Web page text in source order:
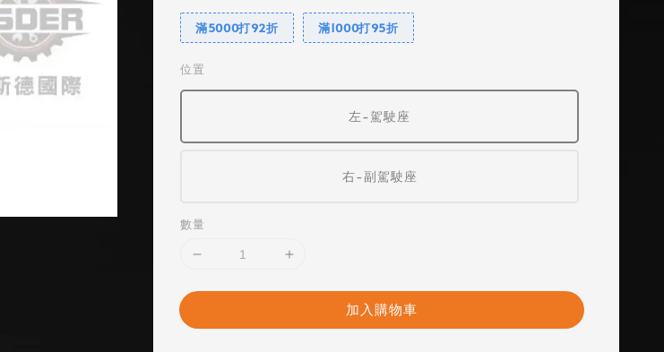
滿5000打92折 滿1000打95折
位置
左-駕駛座
右-副駕駛座
數量
加入購物車